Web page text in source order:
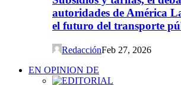
autoridades de América
el futuro del transporte
RedacciónFeb 27, 2026
EN OPINION DE